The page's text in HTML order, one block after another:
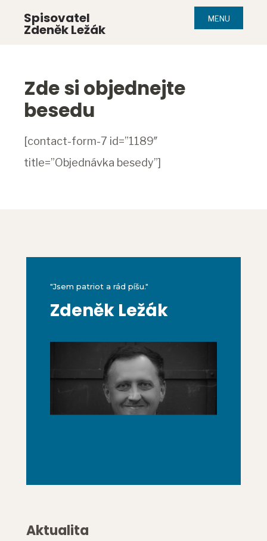
Spisovatel
Zdeněk Ležák
MENU
Zde si objednejte
besedu
[contact-form-7 id=”1189″
title=”Objednávka besedy”]
"Jsem patriot a rád píšu."
Zdeněk Ležák
Aktualita